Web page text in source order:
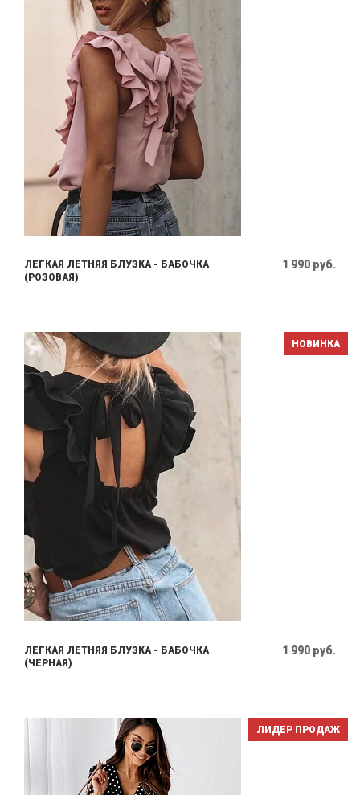
ЛЕГКАЯ ЛЕТНЯЯ БЛУЗКА - БАБОЧКА
(РОЗОВАЯ)
1 990 руб.
НОВИНКА
ЛЕГКАЯ ЛЕТНЯЯ БЛУЗКА - БАБОЧКА
(ЧЕРНАЯ)
1 990 руб.
ЛИДЕР ПРОДАЖ